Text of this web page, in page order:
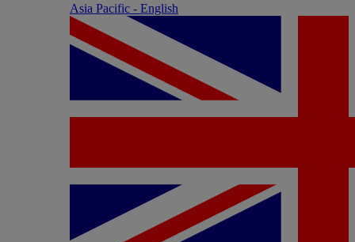
Asia Pacific - English